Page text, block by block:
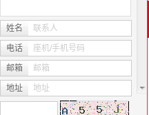
姓名 联系人
电话 座机/手机号码
邮箱 邮箱
地址 地址